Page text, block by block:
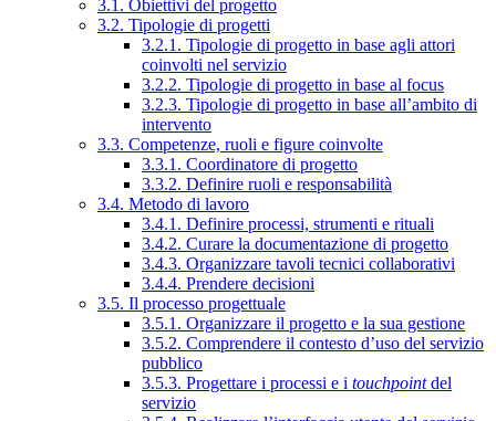
3.1. Obiettivi del progetto
3.2. Tipologie di progetti
3.2.1. Tipologie di progetto in base agli attori
coinvolti nel servizio
3.2.2. Tipologie di progetto in base al focus
3.2.3. Tipologie di progetto in base all’ambito di
intervento
3.3. Competenze, ruoli e figure coinvolte
3.3.1. Coordinatore di progetto
3.3.2. Definire ruoli e responsabilità
3.4. Metodo di lavoro
3.4.1. Definire processi, strumenti e rituali
3.4.2. Curare la documentazione di progetto
3.4.3. Organizzare tavoli tecnici collaborativi
3.4.4. Prendere decisioni
3.5. Il processo progettuale
3.5.1. Organizzare il progetto e la sua gestione
3.5.2. Comprendere il contesto d’uso del servizio
pubblico
3.5.3. Progettare i processi e i touchpointdel
servizio